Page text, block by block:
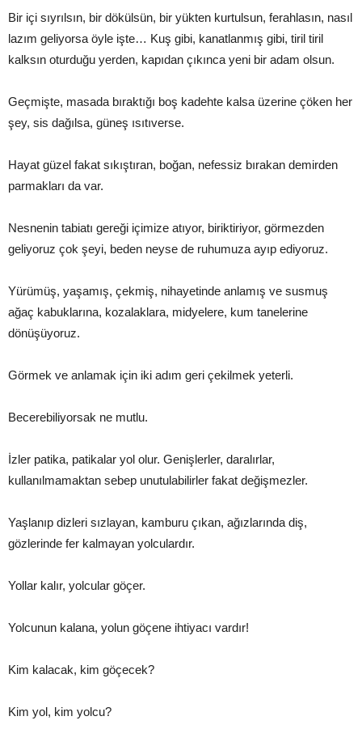
Bir içi sıyrılsın, bir dökülsün, bir yükten kurtulsun, ferahlasın, nasıl
lazım geliyorsa öyle işte… Kuş gibi, kanatlanmış gibi, tiril tiril
kalksın oturduğu yerden, kapıdan çıkınca yeni bir adam olsun.
Geçmişte, masada bıraktığı boş kadehte kalsa üzerine çöken her
şey, sis dağılsa, güneş ısıtıverse.
Hayat güzel fakat sıkıştıran, boğan, nefessiz bırakan demirden
parmakları da var.
Nesnenin tabiatı gereği içimize atıyor, biriktiriyor, görmezden
geliyoruz çok şeyi, beden neyse de ruhumuza ayıp ediyoruz.
Yürümüş, yaşamış, çekmiş, nihayetinde anlamış ve susmuş
ağaç kabuklarına, kozalaklara, midyelere, kum tanelerine
dönüşüyoruz.
Görmek ve anlamak için iki adım geri çekilmek yeterli.
Becerebiliyorsak ne mutlu.
İzler patika, patikalar yol olur. Genişlerler, daralırlar,
kullanılmamaktan sebep unutulabilirler fakat değişmezler.
Yaşlanıp dizleri sızlayan, kamburu çıkan, ağızlarında diş,
gözlerinde fer kalmayan yolculardır.
Yollar kalır, yolcular göçer.
Yolcunun kalana, yolun göçene ihtiyacı vardır!
Kim kalacak, kim göçecek?
Kim yol, kim yolcu?